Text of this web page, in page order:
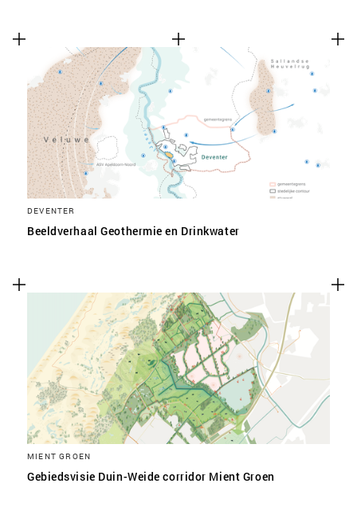
DEVENTER
Beeldverhaal Geothermie en Drinkwater
MIENT GROEN
Gebiedsvisie Duin-Weide corridor Mient Groen